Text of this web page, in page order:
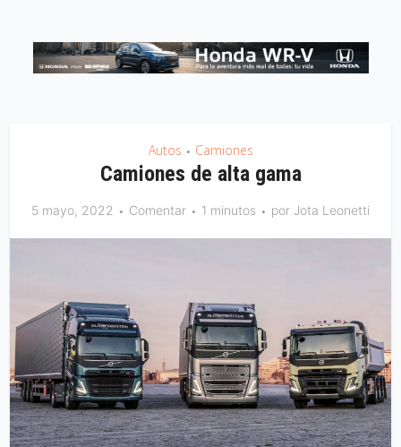
Autos • Camiones
Camiones de alta gama
5 mayo, 2022 Comentar 1 minutos por Jota Leonetti